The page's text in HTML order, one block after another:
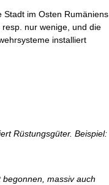
Stadt im Osten Rumäniens
nur wenige, und die
installiert
Rüstungsgüter. Beispiel:
massiv auch